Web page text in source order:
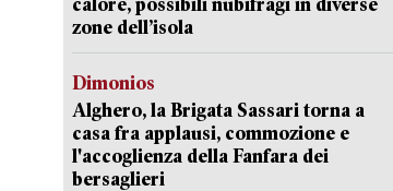
zone dell’isola
Dimonios
Alghero, la Brigata Sassari torna a
casa fra applausi, commozione e
l'accoglienza della Fanfara dei
bersaglieri